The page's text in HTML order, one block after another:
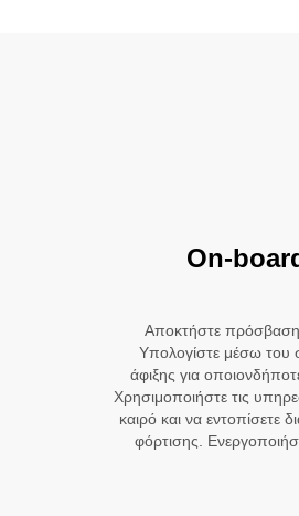
Οn-
Αποκτήστε πρόσβαση
Υπολογίστε μέσω του
άφιξης για
Χρησιμοποιήστε τις
καιρό και να εντοπίσετε
φόρτισης.